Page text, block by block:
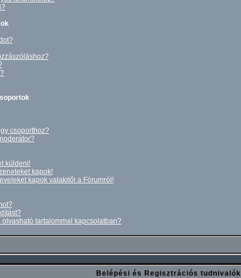
csoporthoz?
küldeni!
kapok!
kapok valakitől a Fórumról!
olvasható tartalommal kapcsolatban?
Belépési és Regisztrációs tudnivalók